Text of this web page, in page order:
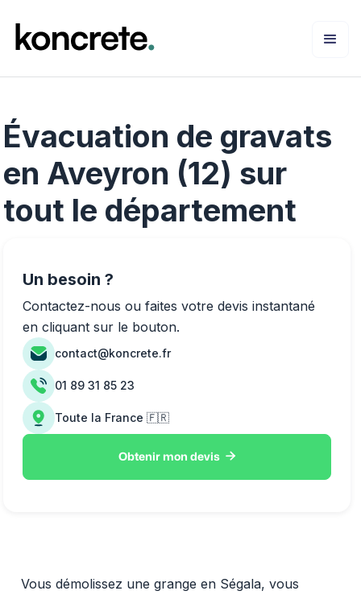
Évacuation de gravats
en Aveyron (12) sur
tout le département
Vous démolissez une grange en Ségala, vous
Un besoin ?
Contactez-nous ou faites votre devis instantané
en cliquant sur le bouton.
contact@koncrete.fr
01 89 31 85 23
Toute la France 🇫🇷
Obtenir mon devis 